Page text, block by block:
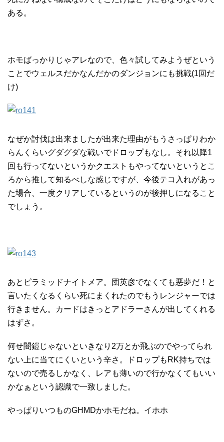
ある。
ホモばっかりじゃアレなので、色々試してみようぜという
ことでウェルスだかなんだかのダンジョンにも挑戦(1回だ
け)
なぜか討伐は出来ましたが出来た理由がもうさっぱりわか
らんくらいグダグダな戦いでドロップもなし。それ以降1
回も行ってないというかクエストもやってないというとこ
ろから推して知るべしな感じですが、今後テコ入れがあっ
た場合、一度クリアしているというのが後押しになること
でしょう。
あとピラミッドナイトメア。団英彦でなくても悪夢だ！と
言いたくなるくらい死にまくれたのでもうレンジャーでは
行きません。カードはきっとアドラーさんが出してくれる
はずさ。
何せ闇鎧じゃないといきなり2万とか飛ぶのでやってられ
ない上に当てにくいという辛さ。ドロップもRK持ちでは
ないので売るしかなく、レアも薄いので行かなくてもいい
かなぁという認識で一致しました。
やっぱりいつものGHMDかホモだね。イホホ